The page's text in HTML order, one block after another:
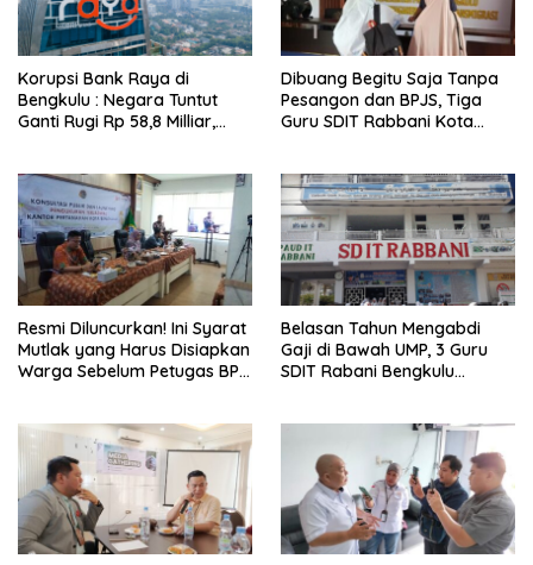
Korupsi Bank Raya di
Bengkulu : Negara Tuntut
Ganti Rugi Rp 58,8 Milliar,
Dibuang Begitu Saja Tanpa
Pesangon dan BPJS, Tiga
Guru SDIT Rabbani Kota
Resmi Diluncurkan! Ini Syarat
Mutlak yang Harus Disiapkan
Warga Sebelum Petugas BPN
Belasan Tahun Mengabdi
Gaji di Bawah UMP, 3 Guru
SDIT Rabani Bengkulu